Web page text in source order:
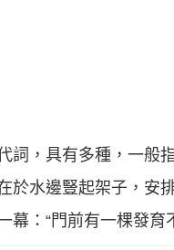
詞，具有多種，一般
於水邊豎起架子，安
幕：“門前有一棵發